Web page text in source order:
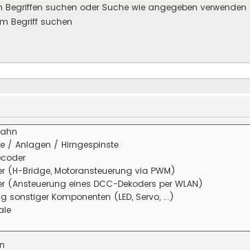
Begriffen suchen oder Suche wie angegeben verwenden
Begriff suchen